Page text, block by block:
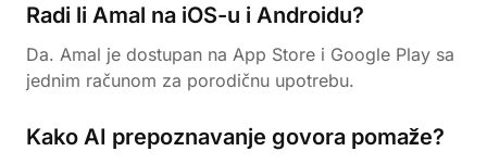
Radi li Amal na iOS-u i Androidu?
Da. Amal je dostupan na App Store i Google Play sa
jednim računom za porodičnu upotrebu.
Kako AI prepoznavanje govora pomaže?